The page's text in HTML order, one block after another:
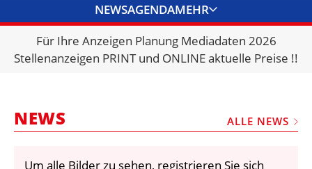
NEWSAGENDAMEHR
BRANCHENLINKS
VERMIETER
Für Ihre Anzeigen Planung Mediadaten 2026
Stellenanzeigen PRINT und ONLINE aktuelle Preise !!
NEWS ALLE NEWS
Um alle Bilder zu sehen, registrieren Sie sich